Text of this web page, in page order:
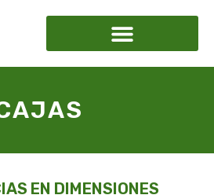
EN DIMENSIONES